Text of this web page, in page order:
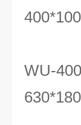
WU-